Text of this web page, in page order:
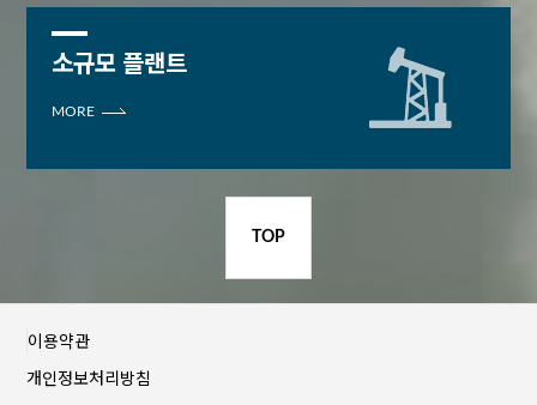
소규모 플랜트
MORE
TOP
이용약관
개인정보처리방침